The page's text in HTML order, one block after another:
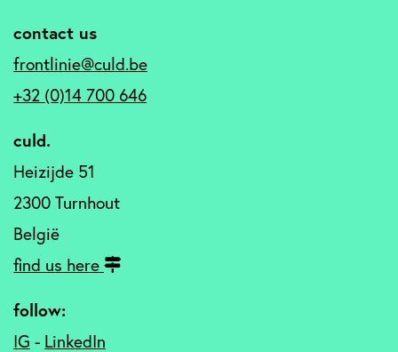
contact us
frontlinie@culd.be
+32 (0)14 700 646
culd.
Heizijde 51
2300 Turnhout
België
find us here
follow:
IG - LinkedIn